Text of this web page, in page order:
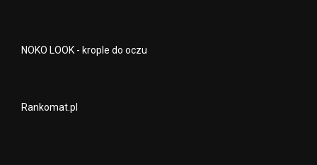
NOKO LOOK - krople do oczu
Rankomat.pl